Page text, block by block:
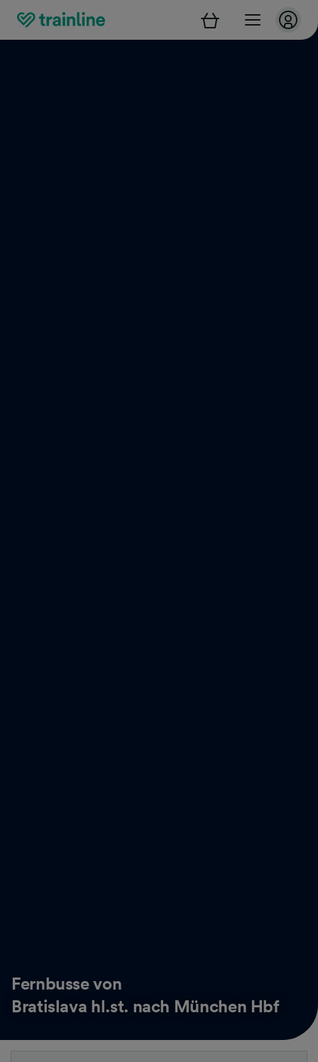
Fernbusse von
Bratislava hl.st. nach München Hbf